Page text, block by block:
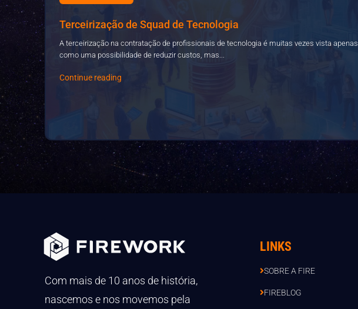
Terceirização de Squad de Tecnologia
A terceirização na contratação de profissionais de tecnologia é muitas vezes vista apenas
como uma possibilidade de reduzir custos, mas...
Continue reading
Com mais de 10 anos de história,
nascemos e nos movemos pela
LINKS
SOBRE A FIRE
FIREBLOG